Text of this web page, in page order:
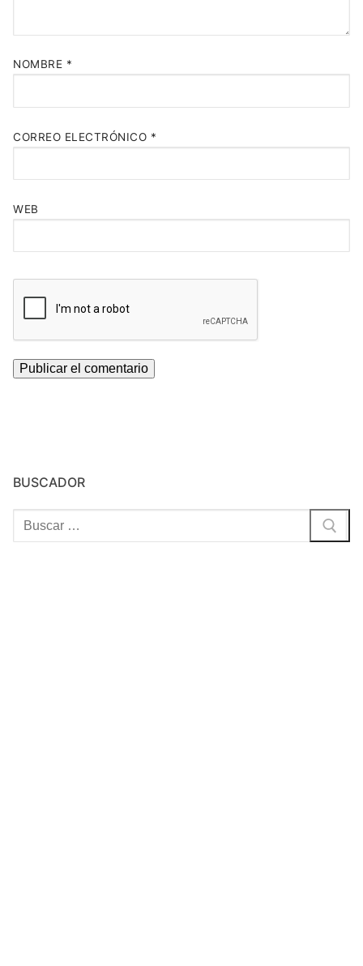
NOMBRE *
CORREO ELECTRÓNICO *
WEB
BUSCADOR
Buscar: